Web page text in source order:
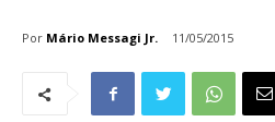
Por Mário Messagi Jr. 11/05/2015